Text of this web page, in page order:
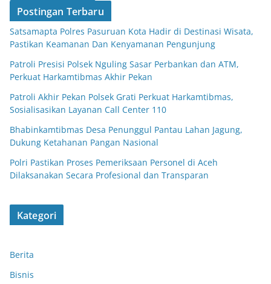
Postingan Terbaru
Satsamapta Polres Pasuruan Kota Hadir di Destinasi Wisata,
Pastikan Keamanan Dan Kenyamanan Pengunjung
Patroli Presisi Polsek Nguling Sasar Perbankan dan ATM,
Perkuat Harkamtibmas Akhir Pekan
Patroli Akhir Pekan Polsek Grati Perkuat Harkamtibmas,
Sosialisasikan Layanan Call Center 110
Bhabinkamtibmas Desa Penunggul Pantau Lahan Jagung,
Dukung Ketahanan Pangan Nasional
Polri Pastikan Proses Pemeriksaan Personel di Aceh
Dilaksanakan Secara Profesional dan Transparan
Kategori
Berita
Bisnis